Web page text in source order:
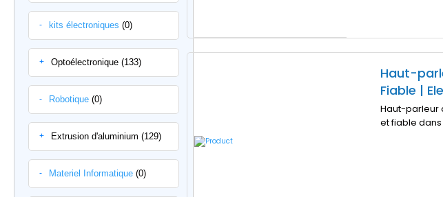
- kits électroniques (0)
+ Optoélectronique (133)
- Robotique (0)
+ Extrusion d'aluminium (129)
- Materiel Informatique (0)
Haut-
Fiable |
Haut-parleur
et fiable dans